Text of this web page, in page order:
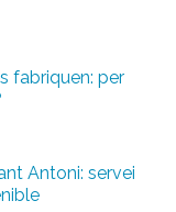
fabriquen: per
Antoni: servei